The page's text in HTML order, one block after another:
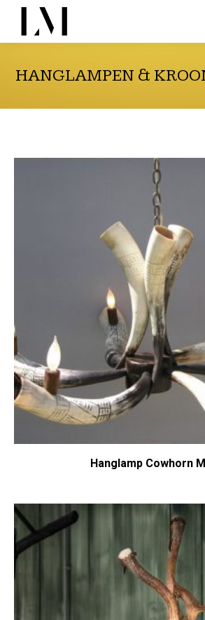
HANGLAMPEN &
Hanglamp Cowhorn